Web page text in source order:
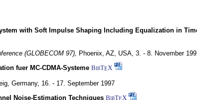
with Soft Impulse Shaping Including Equalization in
(GLOBECOM 97), Phoenix, AZ, USA, 3. - 8. November
fuer MC-CDMA-Systeme BibTEX
Germany, 16. - 17. September 1997
Noise-Estimation Techniques BibTEX